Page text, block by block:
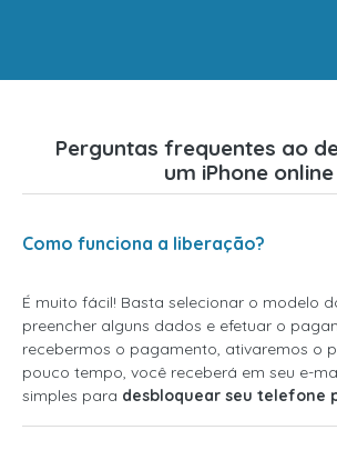
Perguntas frequentes ao
um iPhone online
Como funciona a liberação?
É muito fácil! Basta selecionar o modelo
preencher alguns dados e efetuar o
recebermos o pagamento, ativaremos o
pouco tempo, você receberá em seu e-
simples para desbloquear seu telefone